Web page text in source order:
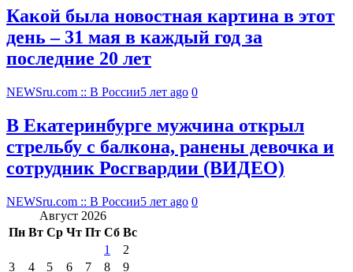
Какой была новостная картина в этот
день – 31 мая в каждый год за
последние 20 лет
NEWSru.com :: В России5 лет ago 0
В Екатеринбурге мужчина открыл
стрельбу с балкона, ранены девочка и
сотрудник Росгвардии (ВИДЕО)
NEWSru.com :: В России5 лет ago 0
Август 2026
Пн Вт Ср Чт Пт Сб Вс
1
2
3
4 5 6 7 8
9